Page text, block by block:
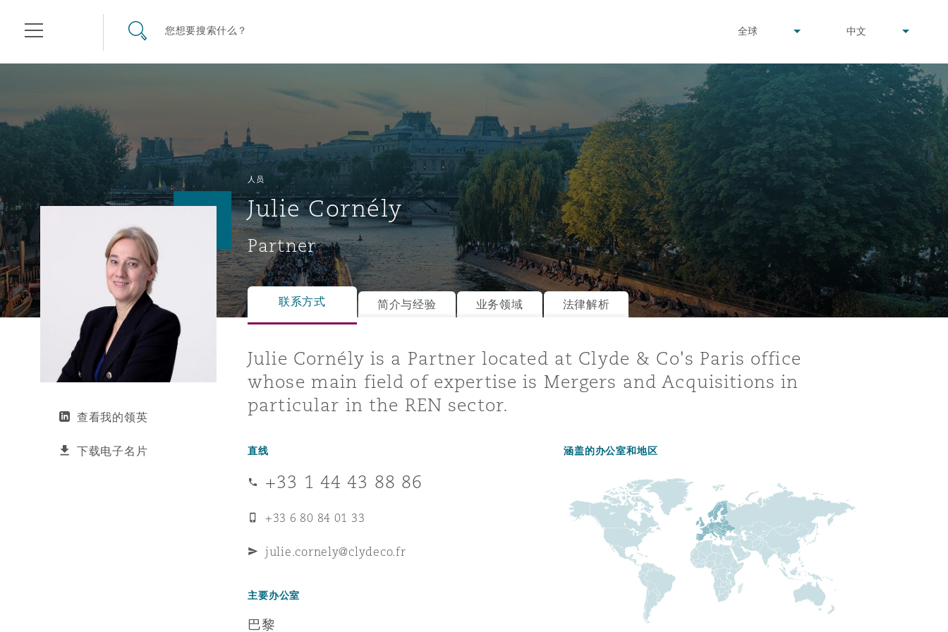
航空 Business Jets
Carrier Liability
Commerical Dispute Resolution
Debt Recovery
Emergency Response & Crisis
Finance & Leasing
Fleet Procurement
企业与咨询
商业
企业、商业与合规保险
数据保护与隐私权
劳动、养老金和移民n
争议解决
Commercial Arbitration
Commercial Disputes
Commercial Litigation
能源、海洋与贸易
Energy & Natural Resources
Trade & Commodities
保险和再保险
Bermuda Form
Corporate, Commercial & Compliance
Insurance
Cyber Risk
Employers' & Public Liability
Employment Practices Liability
项目和建筑工程
Construction Disputes
基础设施
PPP/PFI
Public Procurement
Anti-Bribery & Corruption
External Investigations
Financial Services
Fraud & White-Collar Crime
Internal Investigations
Safety, Security, Health & Environment
气候变化
Clyde Code
Clyde & Co Newton - 解锁智能索赔新模式
HR Eco Audit
开罗
开普敦
达累斯萨拉姆
内罗比 – 联营办公室
曼谷
北京
布里斯班
吉隆坡 – 联营办公室
加拉加斯
墨西哥城
里约热内卢
圣地亚哥 – 联营办公室
圣保罗
阿布扎比
开罗
多哈
亚特兰大
波士顿
卡尔加里
达拉斯
阿伯丁
贝尔法斯特
伯明翰
都柏林（圣史蒂芬绿地大厦）
目录
其礼律所事务所
搜寻网站您想要搜索什么？ undefined
全球
▾
undefined
中文
▾
人员
Julie Cornély
Partner
联系方式 简介与经验 业务领域 法律解析
查看我的领英
下载电子名片
Julie Cornély is a Partner located at Clyde & Co's Paris office
whose main field of expertise is Mergers and Acquisitions in
particular in the REN sector.
直线
+33 1 44 43 88 86
+33 6 80 84 01 33
julie.cornely@clydeco.fr
主要办公室
巴黎
涵盖的办公室和地区